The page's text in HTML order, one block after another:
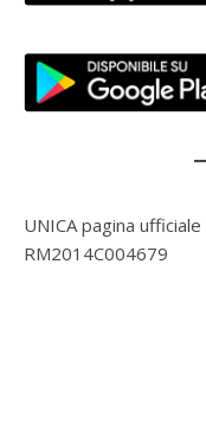
UNICA pagina
RM2014C004679